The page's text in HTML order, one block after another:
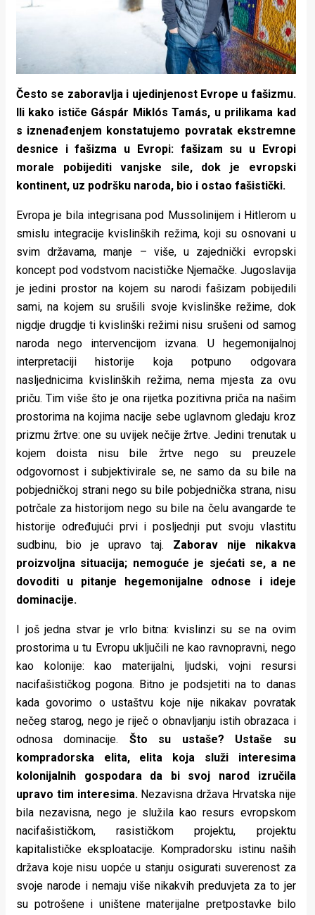
Često se zaboravlja i ujedinjenost Evrope u fašizmu.
Ili kako ističe Gáspár Miklós Tamás, u prilikama kad
s iznenađenjem konstatujemo povratak ekstremne
desnice i fašizma u Evropi: fašizam su u Evropi
morale pobijediti vanjske sile, dok je evropski
kontinent, uz podršku naroda, bio i ostao fašistički.
Evropa je bila integrisana pod Mussolinijem i Hitlerom u
smislu integracije kvislinških režima, koji su osnovani u
svim državama, manje – više, u zajednički evropski
koncept pod vodstvom nacističke Njemačke. Jugoslavija
je jedini prostor na kojem su narodi fašizam pobijedili
sami, na kojem su srušili svoje kvislinške režime, dok
nigdje drugdje ti kvislinški režimi nisu srušeni od samog
naroda nego intervencijom izvana. U hegemonijalnoj
interpretaciji historije koja potpuno odgovara
nasljednicima kvislinških režima, nema mjesta za ovu
priču. Tim više što je ona rijetka pozitivna priča na našim
prostorima na kojima nacije sebe uglavnom gledaju kroz
prizmu žrtve: one su uvijek nečije žrtve. Jedini trenutak u
kojem doista nisu bile žrtve nego su preuzele
odgovornost i subjektivirale se, ne samo da su bile na
pobjedničkoj strani nego su bile pobjednička strana, nisu
potrčale za historijom nego su bile na čelu avangarde te
historije određujući prvi i posljednji put svoju vlastitu
sudbinu, bio je upravo taj. Zaborav nije nikakva
proizvoljna situacija; nemoguće je sjećati se, a ne
dovoditi u pitanje hegemonijalne odnose i ideje
dominacije.
I još jedna stvar je vrlo bitna: kvislinzi su se na ovim
prostorima u tu Evropu uključili ne kao ravnopravni, nego
kao kolonije: kao materijalni, ljudski, vojni resursi
nacifašističkog pogona. Bitno je podsjetiti na to danas
kada govorimo o ustaštvu koje nije nikakav povratak
nečeg starog, nego je riječ o obnavljanju istih obrazaca i
odnosa dominacije. Što su ustaše? Ustaše su
kompradorska elita, elita koja služi interesima
kolonijalnih gospodara da bi svoj narod izručila
upravo tim interesima. Nezavisna država Hrvatska nije
bila nezavisna, nego je služila kao resurs evropskom
nacifašističkom, rasističkom projektu, projektu
kapitalističke eksploatacije. Kompradorsku istinu naših
država koje nisu uopće u stanju osigurati suverenost za
svoje narode i nemaju više nikakvih preduvjeta za to jer
su potrošene i uništene materijalne pretpostavke bilo